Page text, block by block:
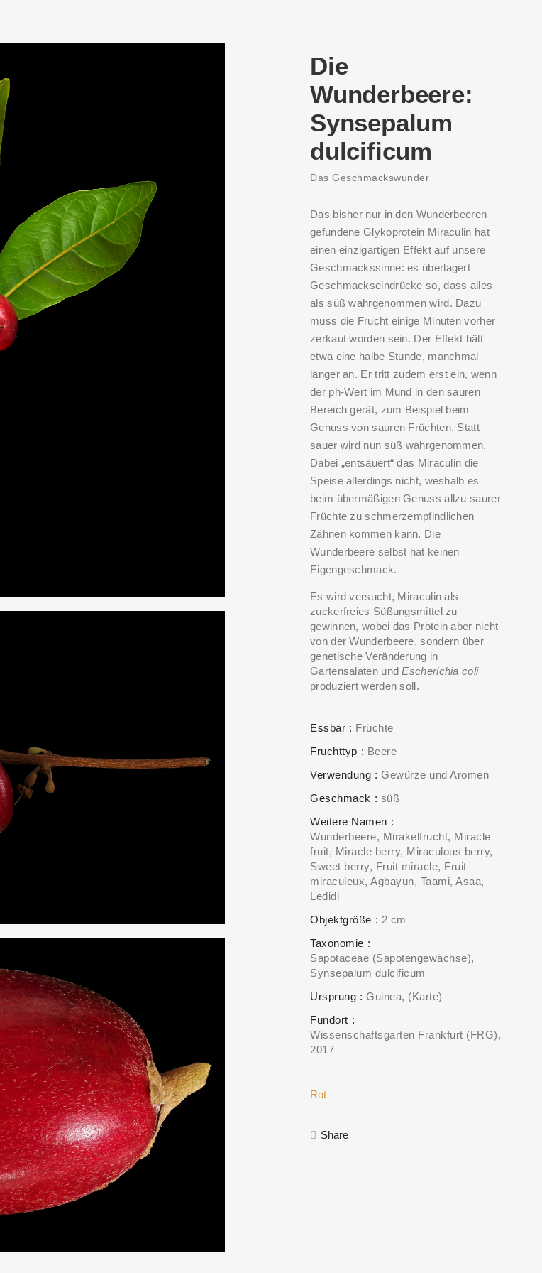
OF THE WEBSITE! NON-GERMAN SPEAKERS PLEASE USE THE SEARCH BAR ON
Die
Wunderbeere:
Synsepalum
dulcificum
Das Geschmackswunder
Das bisher nur in den Wunderbeeren
gefundene Glykoprotein Miraculin hat
einen einzigartigen Effekt auf unsere
Geschmackssinne: es überlagert
Geschmackseindrücke so, dass alles
als süß wahrgenommen wird. Dazu
muss die Frucht einige Minuten vorher
zerkaut worden sein. Der Effekt hält
etwa eine halbe Stunde, manchmal
länger an. Er tritt zudem erst ein, wenn
der ph-Wert im Mund in den sauren
Bereich gerät, zum Beispiel beim
Genuss von sauren Früchten. Statt
sauer wird nun süß wahrgenommen.
Dabei „entsäuert“ das Miraculin die
Speise allerdings nicht, weshalb es
beim übermäßigen Genuss allzu saurer
Früchte zu schmerzempfindlichen
Zähnen kommen kann. Die
Wunderbeere selbst hat keinen
Eigengeschmack.
Es wird versucht, Miraculin als
zuckerfreies Süßungsmittel zu
gewinnen, wobei das Protein aber nicht
von der Wunderbeere, sondern über
genetische Veränderung in
Gartensalaten undEscherichia coli
produziert werden soll.
Essbar
Früchte
Fruchttyp
Beere
Verwendung
Gewürze und Aromen
Geschmack
süß
Weitere Namen
Wunderbeere, Mirakelfrucht, Miracle
fruit, Miracle berry, Miraculous berry,
Sweet berry, Fruit miracle, Fruit
miraculeux, Agbayun, Taami, Asaa,
Ledidi
Objektgröße
2 cm
Taxonomie
Sapotaceae (Sapotengewächse)
Synsepalum dulcificum
Ursprung
Guinea (Karte)
Fundort
Wissenschaftsgarten Frankfurt (FRG)
2017
Rot
Share